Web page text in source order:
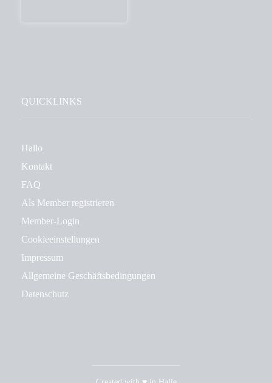
QUICKLINKS
Hallo
Kontakt
FAQ
Als Member registrieren
Member-Login
Cookieeinstellungen
Impressum
Allgemeine Geschäftsbedingungen
Datenschutz